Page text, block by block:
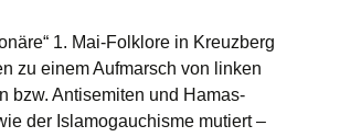
1. Mai-Folklore in Kreuzberg
zu einem Aufmarsch von linken
bzw. Antisemiten und Hamas-
der Islamogauchisme mutiert –